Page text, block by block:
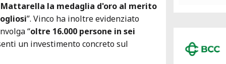
Mattarella la medaglia d'oro al merito
”. Vinco ha inoltre evidenziato
“oltre 16.000 persone in sei
un investimento concreto sul